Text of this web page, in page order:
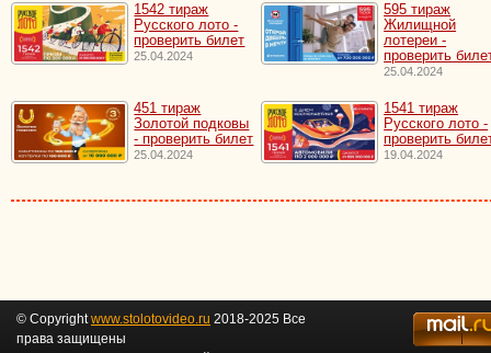
1542 тираж
Русского лото -
проверить билет
25.04.2024
595 тираж
Жилищной
лотереи -
проверить
25.04.2024
451 тираж
Золотой подковы
- проверить билет
25.04.2024
1541 тираж
Русского лото -
проверить
19.04.2024
© Copyrightwww.stolotovideo.ru 2018-2025 Все
права защищены